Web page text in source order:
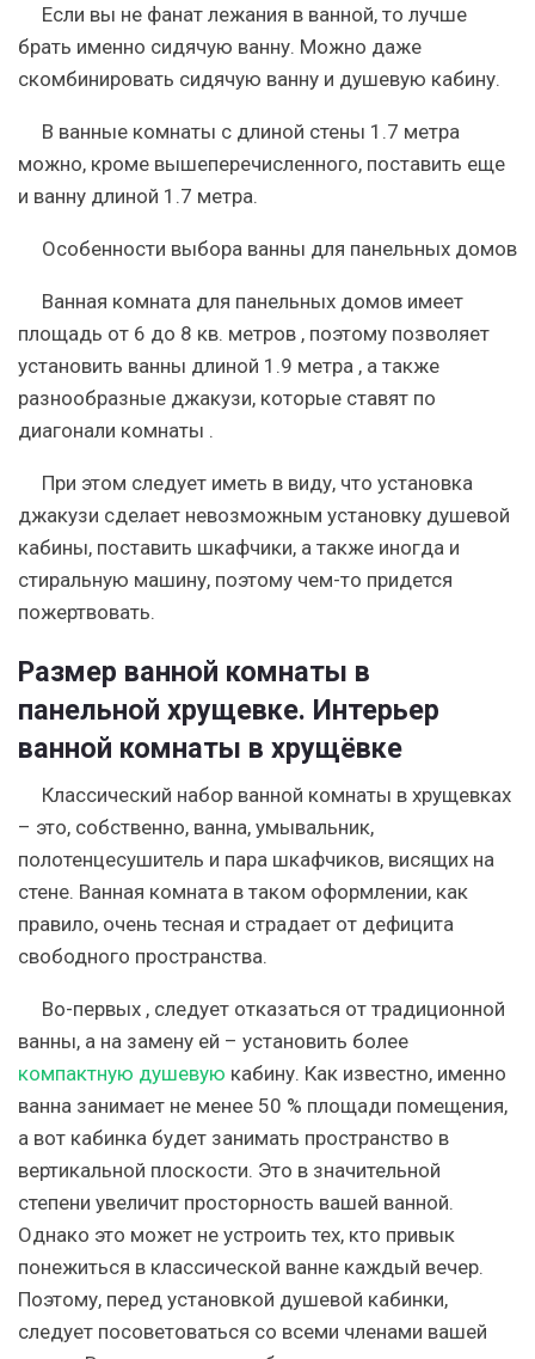
Если вы не фанат лежания в ванной, то лучше
брать именно сидячую ванну. Можно даже
скомбинировать сидячую ванну и душевую кабину.
В ванные комнаты с длиной стены 1.7 метра
можно, кроме вышеперечисленного, поставить еще
и ванну длиной 1.7 метра.
Особенности выбора ванны для панельных домов
Ванная комната для панельных домов имеет
площадь от 6 до 8 кв. метров , поэтому позволяет
установить ванны длиной 1.9 метра , а также
разнообразные джакузи, которые ставят по
диагонали комнаты .
При этом следует иметь в виду, что установка
джакузи сделает невозможным установку душевой
кабины, поставить шкафчики, а также иногда и
стиральную машину, поэтому чем-то придется
пожертвовать.
Размер ванной комнаты в
панельной хрущевке. Интерьер
ванной комнаты в хрущёвке
Классический набор ванной комнаты в хрущевках
– это, собственно, ванна, умывальник,
полотенцесушитель и пара шкафчиков, висящих на
стене. Ванная комната в таком оформлении, как
правило, очень тесная и страдает от дефицита
свободного пространства.
Во-первых , следует отказаться от традиционной
ванны, а на замену ей – установить более
компактную душевую кабину. Как известно, именно
ванна занимает не менее 50 % площади помещения,
а вот кабинка будет занимать пространство в
вертикальной плоскости. Это в значительной
степени увеличит просторность вашей ванной.
Однако это может не устроить тех, кто привык
понежиться в классической ванне каждый вечер.
Поэтому, перед установкой душевой кабинки,
следует посоветоваться со всеми членами вашей